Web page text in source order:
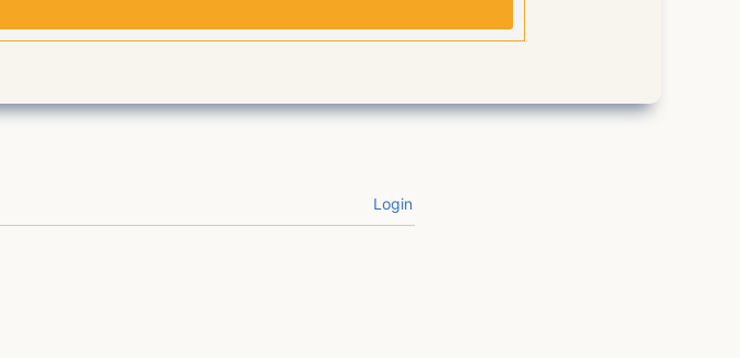
Login